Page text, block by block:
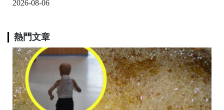
2026-08-06
熱門文章